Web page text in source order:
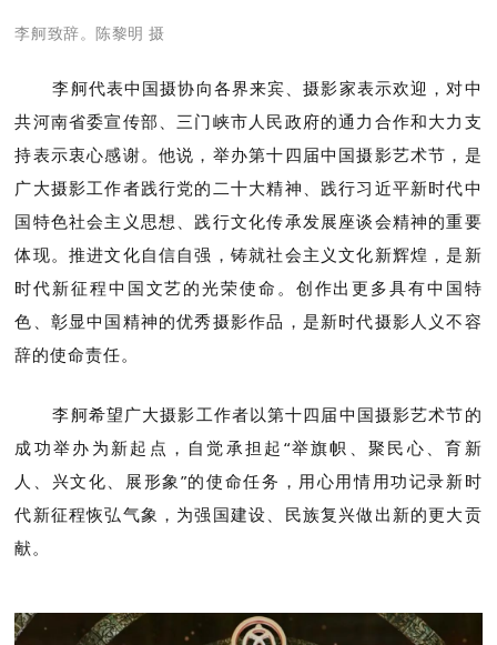
李舸致辞。陈黎明 摄
李舸代表中国摄协向各界来宾、摄影家表示欢迎，对中
共河南省委宣传部、三门峡市人民政府的通力合作和大力支
持表示衷心感谢。他说，举办第十四届中国摄影艺术节，是
广大摄影工作者践行党的二十大精神、践行习近平新时代中
国特色社会主义思想、践行文化传承发展座谈会精神的重要
体现。推进文化自信自强，铸就社会主义文化新辉煌，是新
时代新征程中国文艺的光荣使命。创作出更多具有中国特
色、彰显中国精神的优秀摄影作品，是新时代摄影人义不容
辞的使命责任。
李舸希望广大摄影工作者以第十四届中国摄影艺术节的
成功举办为新起点，自觉承担起“举旗帜、聚民心、育新
人、兴文化、展形象”的使命任务，用心用情用功记录新时
代新征程恢弘气象，为强国建设、民族复兴做出新的更大贡
献。